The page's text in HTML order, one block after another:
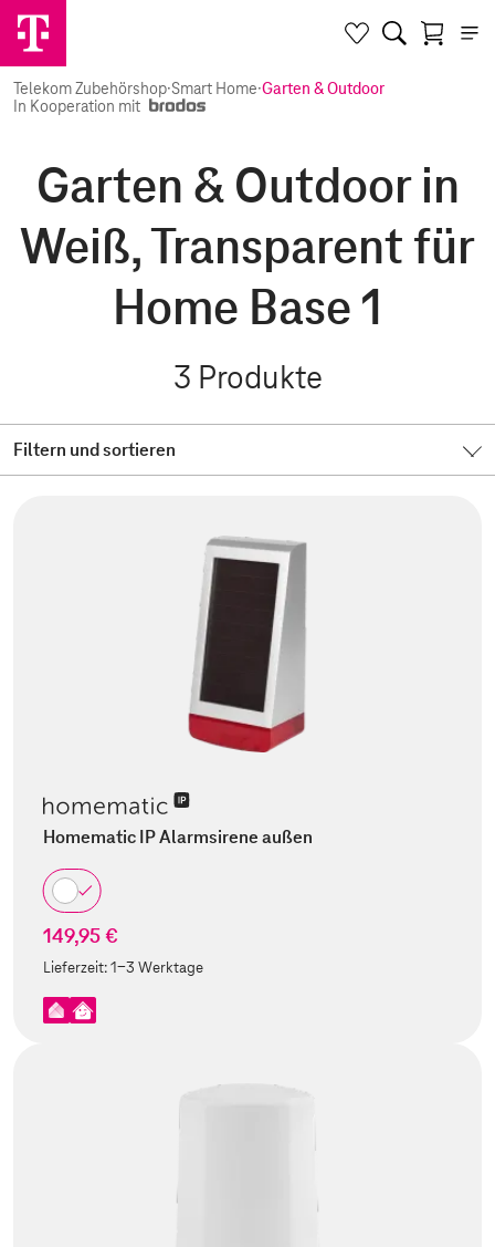
Telekom Zubehörshop·Smart Home·Garten & Outdoor
In Kooperation mit
Garten & Outdoor in
Weiß, Transparent für
Home Base 1
3 Produkte
Filtern und sortieren
Homematic IP Alarmsirene außen
149,95 €
Lieferzeit:1-3 Werktage